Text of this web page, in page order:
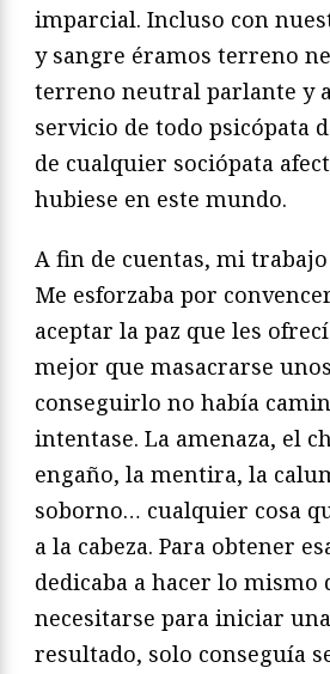
imparcial. Incluso con
y sangre éramos terreno
terreno neutral parlante y
servicio de todo psicópata
de cualquier sociópata
hubiese en este mundo.
A fin de cuentas, mi
Me esforzaba por
aceptar la paz que les
mejor que masacrarse
conseguirlo no había
intentase. La amenaza, el
engaño, la mentira, la
soborno… cualquier cosa
a la cabeza. Para obtener
dedicaba a hacer lo mismo
necesitarse para iniciar
resultado, solo conseguía